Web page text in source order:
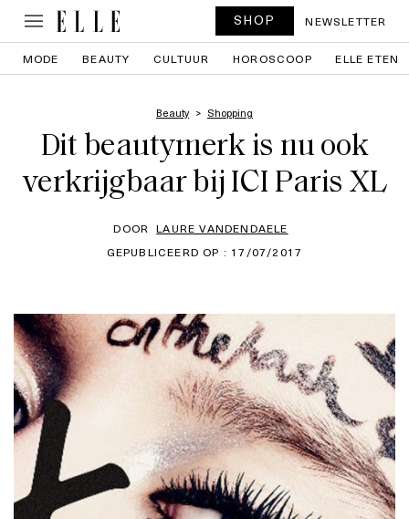
SHOP NEWSLETTER
MODE BEAUTY CULTUUR HOROSCOOP ELLE ETEN
Beauty Shopping
Dit beautymerk is nu ook
verkrijgbaar bij ICI Paris XL
DOOR LAURE VANDENDAELE
GEPUBLICEERD OP : 17/07/2017